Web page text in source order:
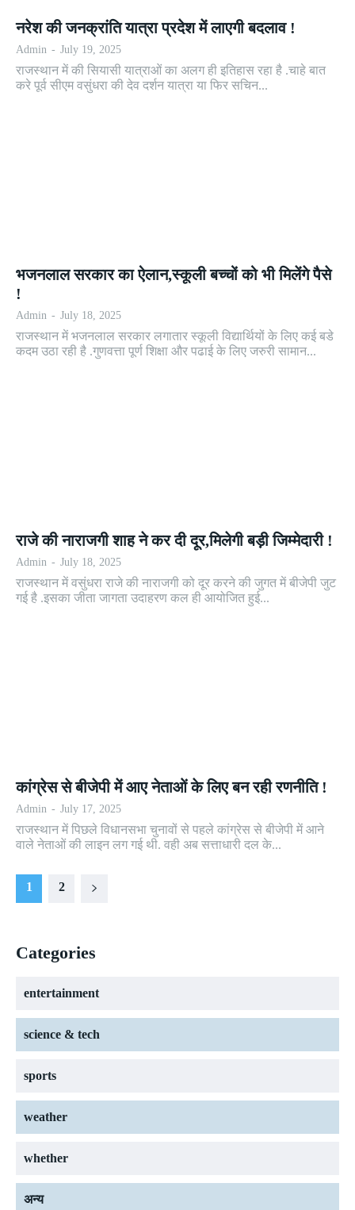
नरेश की जनक्रांति यात्रा प्रदेश में लाएगी बदलाव !
Admin - July 19, 2025
राजस्थान में की सियासी यात्राओं का अलग ही इतिहास रहा है .चाहे बात
करे पूर्व सीएम वसुंधरा की देव दर्शन यात्रा या फिर सचिन...
भजनलाल सरकार का ऐलान,स्कूली बच्चों को भी मिलेंगे पैसे
!
Admin - July 18, 2025
राजस्थान में भजनलाल सरकार लगातार स्कूली विद्यार्थियों के लिए कई बडे
कदम उठा रही है .गुणवत्ता पूर्ण शिक्षा और पढाई के लिए जरुरी सामान...
राजे की नाराजगी शाह ने कर दी दूर,मिलेगी बड़ी जिम्मेदारी !
Admin - July 18, 2025
राजस्थान में वसुंधरा राजे की नाराजगी को दूर करने की जुगत में बीजेपी जुट
गई है .इसका जीता जागता उदाहरण कल ही आयोजित हुई...
कांग्रेस से बीजेपी में आए नेताओं के लिए बन रही रणनीति !
Admin - July 17, 2025
राजस्थान में पिछले विधानसभा चुनावों से पहले कांग्रेस से बीजेपी में आने
वाले नेताओं की लाइन लग गई थी. वही अब सत्ताधारी दल के...
1 2
Categories
entertainment
science & tech
sports
weather
whether
अन्य